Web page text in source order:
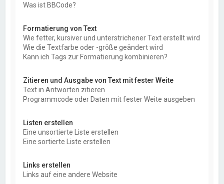
Was ist BBCode?
Formatierung von Text
Wie fetter, kursiver und unterstrichener Text erstellt wird
Wie die Textfarbe oder -größe geändert wird
Kann ich Tags zur Formatierung kombinieren?
Zitieren und Ausgabe von Text mit fester Weite
Text in Antworten zitieren
Programmcode oder Daten mit fester Weite ausgeben
Listen erstellen
Eine unsortierte Liste erstellen
Eine sortierte Liste erstellen
Links erstellen
Links auf eine andere Website